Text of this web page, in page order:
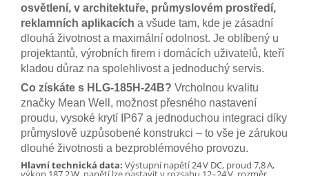
osvětlení, v architektuře, průmyslovém prostředí,
reklamních aplikacích a všude tam, kde je zásadní
dlouhá životnost a maximální odolnost. Je oblíbený u
projektantů, výrobních firem i domácích uživatelů, kteří
kladou důraz na spolehlivost a jednoduchý servis.
Co získáte s HLG-185H-24B? Vrcholnou kvalitu
značky Mean Well, možnost přesného nastavení
proudu, vysoké krytí IP67 a jednoduchou integraci díky
průmyslově uzpůsobené konstrukci – to vše je zárukou
dlouhé životnosti a bezproblémového provozu.
Hlavní technická data: Výstupní napětí 24 V DC, proud 7,8 A,